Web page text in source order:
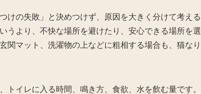
けの失敗」と決めつけず、原因を大きく分けて考える
うより、不快な場所を避けたり、安心できる場所を選
関マット、洗濯物の上などに粗相する場合も、猫なり
イレに入る時間、鳴き方、食欲、水を飲む量です。